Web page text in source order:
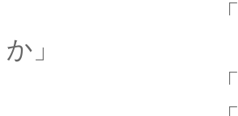
「いや、そ
か」
「え